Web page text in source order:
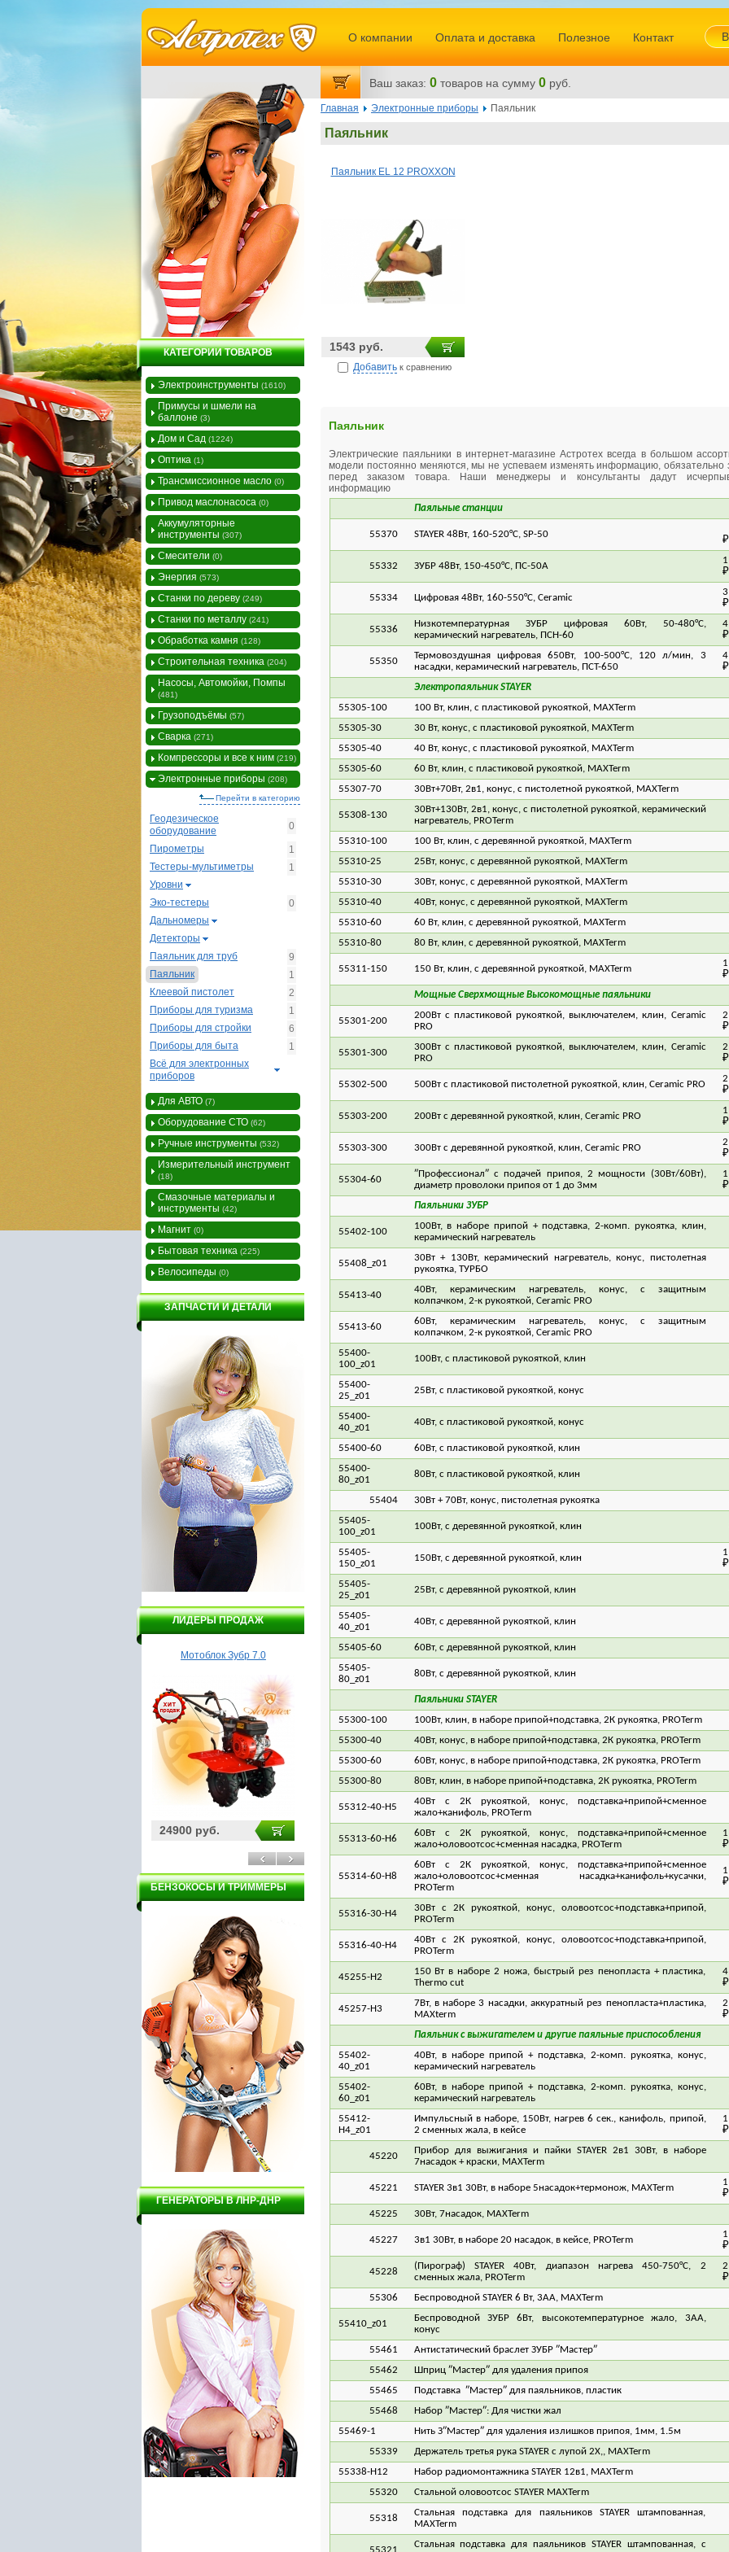
Главная Электронные приборы Паяльник
Паяльник
Паяльник EL 12 PROXXON
1543 руб.
Добавить к сравнению
Паяльник
Электрические паяльники в интернет-магазине Астротех всегда в большом
модели постоянно меняются, мы не успеваем изменять информацию, обязательно
перед заказом товара. Наши менеджеры и консультанты дадут
информацию
Паяльные станции
55370 STAYER 48Вт, 160-520°C, SP-50
₽
55332 ЗУБР 48Вт, 150-450°C, ПС-50А
₽
55334 Цифровая 48Вт, 160-550°C, Ceramic
₽
55336
Низкотемпературная ЗУБР цифровая 60Вт, 50-480°C,
керамический нагреватель, ПСН-60
₽
55350
Термовоздушная цифровая 650Вт, 100-500°C, 120 л/мин, 3
насадки, керамический нагреватель, ПСТ-650
₽
Электропаяльник STAYER
55305-100
100 Вт, клин, с пластиковой рукояткой, MAXTerm
55305-30
30 Вт, конус, с пластиковой рукояткой, MAXTerm
55305-40
40 Вт, конус, с пластиковой рукояткой, MAXTerm
55305-60
60 Вт, клин, с пластиковой рукояткой, MAXTerm
55307-70
30Вт+70Вт, 2в1, конус, с пистолетной рукояткой, MAXTerm
55308-130
30Вт+130Вт, 2в1, конус, с пистолетной рукояткой, керамический
нагреватель, PROTerm
55310-100 100 Вт, клин, с деревянной рукояткой, MAXTerm
55310-25
25Вт, конус, с деревянной рукояткой, MAXTerm
55310-30
30Вт, конус, с деревянной рукояткой, MAXTerm
55310-40
40Вт, конус, с деревянной рукояткой, MAXTerm
55310-60
60 Вт, клин, с деревянной рукояткой, MAXTerm
55310-80
80 Вт, клин, с деревянной рукояткой, MAXTerm
55311-150 150 Вт, клин, с деревянной рукояткой, MAXTerm
₽
Мощные Сверхмощные Высокомощные паяльники
55301-200
200Вт с пластиковой рукояткой, выключателем, клин, Ceramic
PRO
₽
55301-300
300Вт с пластиковой рукояткой, выключателем, клин, Ceramic
PRO
₽
55302-500 500Вт с пластиковой пистолетной рукояткой, клин, Ceramic PRO
₽
55303-200 200Вт с деревянной рукояткой, клин, Ceramic PRO
₽
55303-300 300Вт с деревянной рукояткой, клин, Ceramic PRO
₽
55304-60
″Профессионал″ с подачей припоя, 2 мощности (30Вт/60Вт),
диаметр проволоки припоя от 1 до 3мм
₽
Паяльники ЗУБР
55402-100
100Вт, в наборе припой + подставка, 2-комп. рукоятка, клин,
керамический нагреватель
55408_z01
30Вт + 130Вт, керамический нагреватель, конус, пистолетная
рукоятка, ТУРБО
55413-40
40Вт, керамическим нагреватель, конус, с защитным
колпачком, 2-к рукояткой, Ceramic PRO
55413-60
60Вт, керамическим нагреватель, конус, с защитным
колпачком, 2-к рукояткой, Ceramic PRO
55400-
100_z01
100Вт, с пластиковой рукояткой, клин
55400-
25_z01
25Вт, с пластиковой рукояткой, конус
55400-
40_z01
40Вт, с пластиковой рукояткой, конус
55400-60 60Вт, с пластиковой рукояткой, клин
55400-
80_z01
80Вт, с пластиковой рукояткой, клин
55404 30Вт + 70Вт, конус, пистолетная рукоятка
55405-
100_z01
100Вт, с деревянной рукояткой, клин
55405-
150_z01
150Вт, с деревянной рукояткой, клин
₽
55405-
25_z01
25Вт, с деревянной рукояткой, клин
55405-
40_z01
40Вт, с деревянной рукояткой, клин
55405-60 60Вт, с деревянной рукояткой, клин
55405-
80_z01
80Вт, с деревянной рукояткой, клин
Паяльники STAYER
55300-100
100Вт, клин, в наборе припой+подставка, 2К рукоятка, PROTerm
55300-40
40Вт, конус, в наборе припой+подставка, 2К рукоятка, PROTerm
55300-60
60Вт, конус, в наборе припой+подставка, 2К рукоятка, PROTerm
55300-80
80Вт, клин, в наборе припой+подставка, 2К рукоятка, PROTerm
55312-40-H5
40Вт с 2К рукояткой, конус, подставка+припой+сменное
жало+канифоль, PROTerm
55313-60-H6
60Вт с 2К рукояткой, конус, подставка+припой+сменное
жало+оловоотсос+сменная насадка, PROTerm
₽
55314-60-H8
60Вт с 2К рукояткой, конус, подставка+припой+сменное
жало+оловоотсос+сменная насадка+канифоль+кусачки,
PROTerm
₽
55316-30-H4
30Вт с 2К рукояткой, конус, оловоотсос+подставка+припой,
PROTerm
55316-40-H4
40Вт с 2К рукояткой, конус, оловоотсос+подставка+припой,
PROTerm
45255-H2
150 Вт в наборе 2 ножа, быстрый рез пенопласта + пластика,
Thermo cut
₽
45257-H3
7Вт, в наборе 3 насадки, аккуратный рез пенопласта+пластика,
MAXterm
₽
Паяльник с выжигателем и другие паяльные приспособления
55402-
40_z01
40Вт, в наборе припой + подставка, 2-комп. рукоятка, конус,
керамический нагреватель
55402-
60_z01
60Вт, в наборе припой + подставка, 2-комп. рукоятка, конус,
керамический нагреватель
55412-
H4_z01
Импульсный в наборе, 150Вт, нагрев 6 сек., канифоль, припой,
2 сменных жала, в кейсе
₽
45220
Прибор для выжигания и пайки STAYER 2в1 30Вт, в наборе
7насадок + краски, MAXTerm
45221 STAYER 3в1 30Вт, в наборе 5насадок+термонож, MAXTerm
₽
45225
30Вт, 7насадок, MAXTerm
45227 3в1 30Вт, в наборе 20 насадок, в кейсе, PROTerm
₽
45228
(Пирограф) STAYER 40Вт, диапазон нагрева 450-750°С, 2
сменных жала, PROTerm
₽
55306
Беспроводной STAYER 6 Вт, 3АА, MAXTerm
55410_z01
Беспроводной ЗУБР 6Вт, высокотемпературное жало, 3AA,
конус
55461 Антистатический браслет ЗУБР ″Мастер″
55462
Шприц ″Мастер″ для удаления припоя
55465
Подставка ″Мастер″ для паяльников, пластик
55468
Набор ″Мастер″: Для чистки жал
55469-1
Нить З″Мастер″ для удаления излишков припоя, 1мм, 1.5м
55339
Держатель третья рука STAYER с лупой 2Х,, MAXTerm
55338-H12
Набор радиомонтажника STAYER 12в1, MAXTerm
55320
Стальной оловоотсос STAYER MAXTerm
55318
Стальная подставка для паяльников STAYER штампованная,
MAXTerm
Стальная подставка для паяльников STAYER штампованная, с
КАТЕГОРИИ ТОВАРОВ
Электроинструменты (1610)
Примусы и шмели на
баллоне (3)
Дом и Сад (1224)
Оптика (1)
Трансмиссионное масло (0)
Привод маслонасоса (0)
Аккумуляторные
инструменты (307)
Смесители (0)
Энергия (573)
Станки по дереву (249)
Станки по металлу (241)
Обработка камня (128)
Строительная техника (204)
Насосы, Автомойки, Помпы
(481)
Грузоподъёмы (57)
Сварка (271)
Компрессоры и все к ним (219)
Электронные приборы (208)
Перейти в категорию
Геодезическое
оборудование
0
Пирометры
1
Тестеры-мультиметры
1
Уровни
Эко-тестеры
0
Дальномеры
Детекторы
Паяльник для труб
9
Паяльник
1
Клеевой пистолет
2
Приборы для туризма
1
Приборы для стройки
6
Приборы для быта
1
Всё для электронных
приборов
Для АВТО (7)
Оборудование СТО (62)
Ручные инструменты (532)
Измерительный инструмент
(18)
Смазочные материалы и
инструменты (42)
Магнит (0)
Бытовая техника (225)
Велосипеды (0)
ЗАПЧАСТИ И ДЕТАЛИ
ЛИДЕРЫ ПРОДАЖ
Мотоблок Зубр 7.0
24900 руб.
Бойлер Garanterm ER 80V
Насос ГИДРОАГРЕГАТ
ПЦН2-800
3970 руб.
Насос
3200 руб.
БЕНЗОКОСЫ И ТРИММЕРЫ
ГЕНЕРАТОРЫ В ЛНР-ДНР
О компании Оплата и доставка Полезное Контакт
Ваш заказ: 0 товаров на сумму 0 руб.